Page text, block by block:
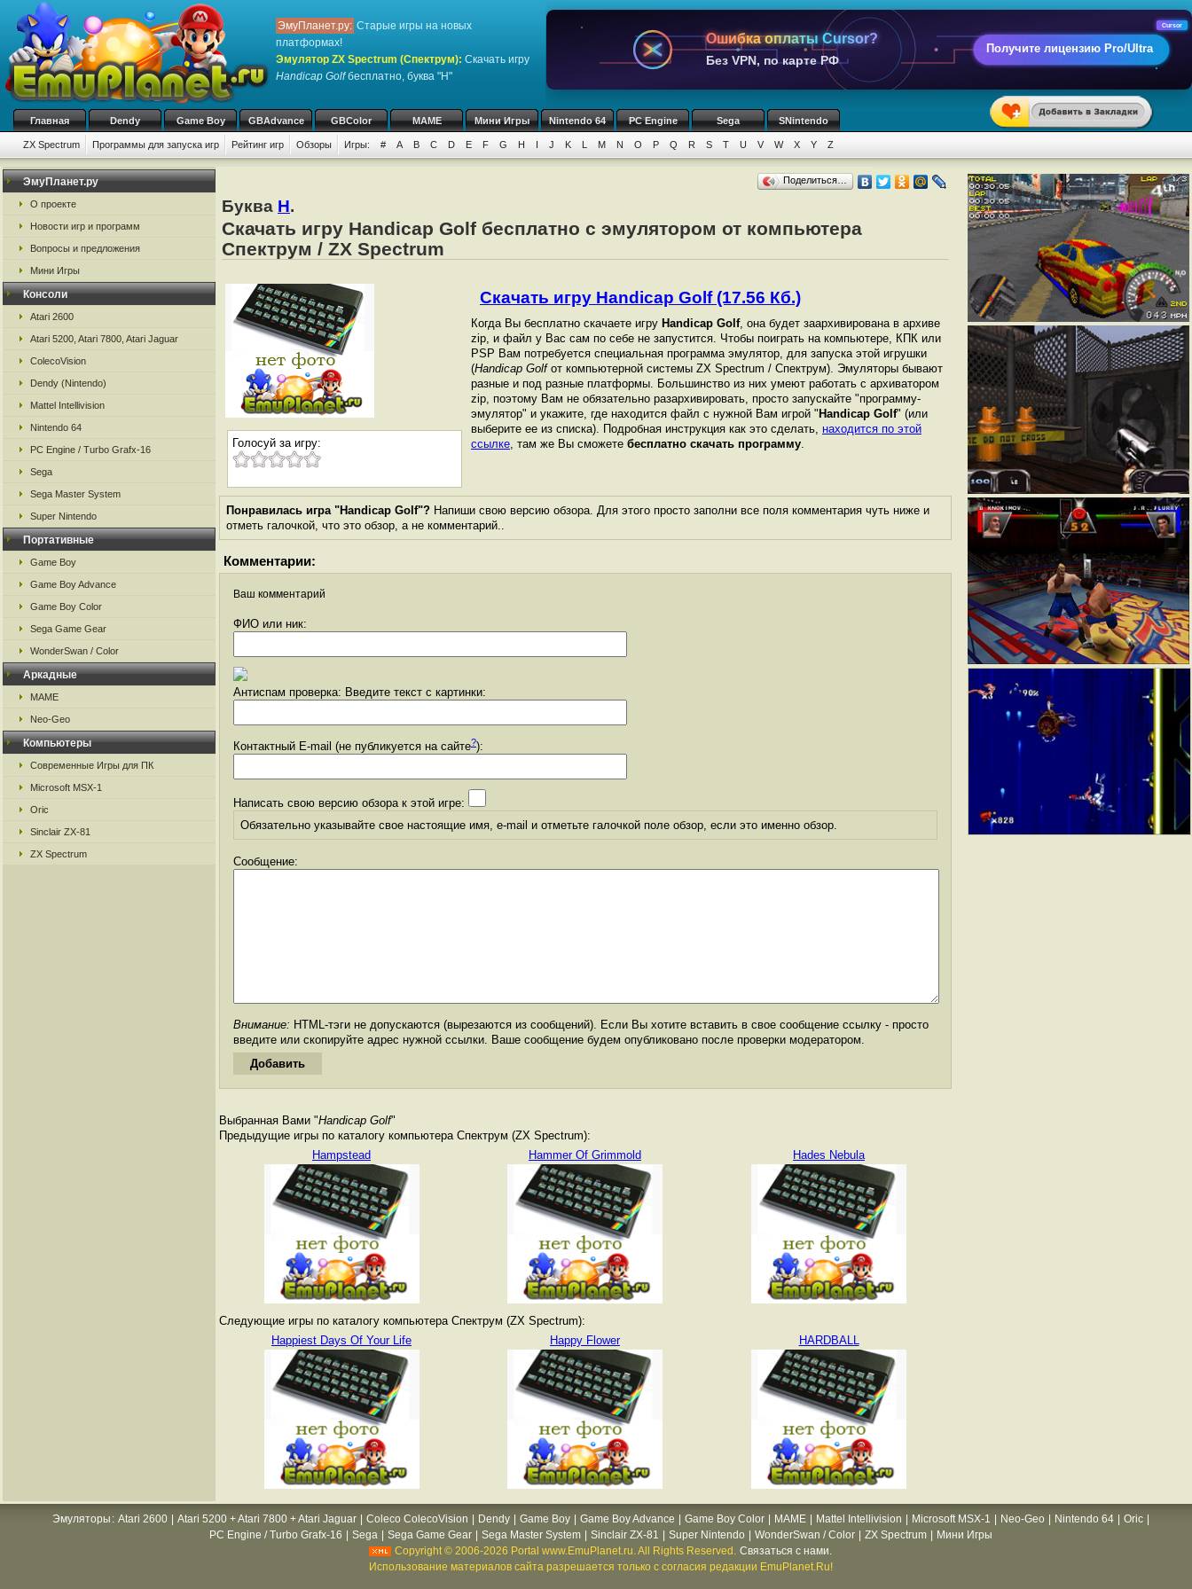
ЭмуПланет.ру: Старые игры на новых
платформах!
Эмулятор ZX Spectrum (Спектрум): Скачать игру
Handicap Golfбесплатно, буква "H"
Ошибка оплаты Cursor?
Без VPN, по карте РФ
Получите лицензию Pro/Ultra
Cursor
Главная Dendy Game Boy GBAdvance GBColor MAME Мини Игры Nintendo 64 PC Engine Sega SNintendo
ZX Spectrum Программы для запуска игр Рейтинг игр Обзоры Игры: # A B C D E F G H I J K L M N O P Q R S T U V W X Y Z
ЭмуПланет.ру
О проекте
Новости игр и программ
Вопросы и предложения
Мини Игры
Консоли
Atari 2600
Atari 5200, Atari 7800, Atari Jaguar
ColecoVision
Dendy (Nintendo)
Mattel Intellivision
Nintendo 64
PC Engine / Turbo Grafx-16
Sega
Sega Master System
Super Nintendo
Портативные
Game Boy
Game Boy Advance
Game Boy Color
Sega Game Gear
WonderSwan / Color
Аркадные
MAME
Neo-Geo
Компьютеры
Современные Игры для ПК
Microsoft MSX-1
Oric
Sinclair ZX-81
ZX Spectrum
Поделиться…
Буква H.
Скачать игру Handicap Golf бесплатно с эмулятором от компьютера
Спектрум / ZX Spectrum
Голосуй за игру:
Скачать игру Handicap Golf (17.56 Кб.)
Когда Вы бесплатно скачаете игру Handicap Golf, она будет заархивирована в архиве
zip, и файл у Вас сам по себе не запустится. Чтобы поиграть на компьютере, КПК или
PSP Вам потребуется специальная программа эмулятор, для запуска этой игрушки
(Handicap Golfот компьютерной системы ZX Spectrum / Спектрум). Эмуляторы бывают
разные и под разные платформы. Большинство из них умеют работать с архиватором
zip, поэтому Вам не обязательно разархивировать, просто запускайте "программу-
эмулятор" и укажите, где находится файл с нужной Вам игрой " Handicap Golf" (или
выберите ее из списка). Подробная инструкция как это сделать, находится по этой
ссылке, там же Вы сможете бесплатно скачать программу.
Понравилась игра "Handicap Golf"? Напиши свою версию обзора. Для этого просто заполни все поля комментария чуть ниже и
отметь галочкой, что это обзор, а не комментарий..
Комментарии:
Ваш комментарий
ФИО или ник:
Антиспам проверка: Введите текст с картинки:
Контактный E-mail (не публикуется на сайте?):
Написать свою версию обзора к этой игре:
Обязательно указывайте свое настоящие имя, e-mail и отметьте галочкой поле обзор, если это именно обзор.
Сообщение:
Внимание: HTML-тэги не допускаются (вырезаются из сообщений). Если Вы хотите вставить в свое сообщение ссылку - просто
введите или скопируйте адрес нужной ссылки. Ваше сообщение будем опубликовано после проверки модератором.
Выбранная Вами "Handicap Golf"
Предыдущие игры по каталогу компьютера Спектрум (ZX Spectrum):
Hampstead
Hammer Of Grimmold Hades Nebula
Следующие игры по каталогу компьютера Спектрум (ZX Spectrum):
Happiest Days Of Your Life
Happy Flower HARDBALL
Эмуляторы : Atari 2600 Atari 5200 + Atari 7800 + Atari Jaguar Coleco ColecoVision Dendy Game Boy Game Boy Advance Game Boy Color MAME Mattel Intellivision Microsoft MSX-1 Neo-Geo Nintendo 64 Oric
PC Engine / Turbo Grafx-16
Sega Sega Game Gear Sega Master System Sinclair ZX-81 Super Nintendo WonderSwan / Color ZX Spectrum
Мини Игры
Copyright © 2006-2026 Portal www.EmuPlanet.ru. All Rights Reserved. Связаться с нами.
Использование материалов сайта разрешается только с согласия редакции EmuPlanet.Ru!